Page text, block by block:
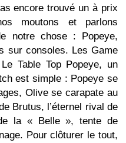
encore trouvé un à prix
moutons et parlons
notre chose : Popeye,
sur consoles. Les Game
Table Top Popeye, un
est simple : Popeye se
Olive se carapate au
Brutus, l’éternel rival de
la « Belle », tente de
Pour clôturer le tout,